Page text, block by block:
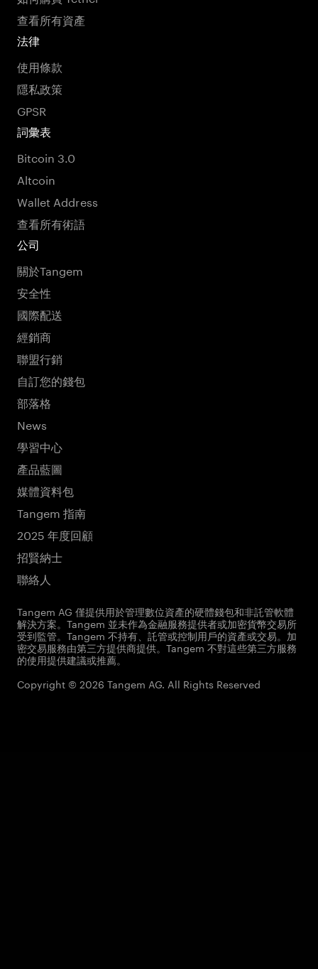
查看所有資產
法律
使用條款
隱私政策
GPSR
詞彙表
Bitcoin 3.0
Altcoin
Wallet Address
查看所有術語
公司
關於Tangem
安全性
國際配送
經銷商
聯盟行銷
自訂您的錢包
部落格
News
學習中心
產品藍圖
媒體資料包
Tangem 指南
2025 年度回顧
招賢納士
聯絡人
Tangem AG 僅提供用於管理數位資產的硬體錢包和非託管軟體
解決方案。Tangem 並未作為金融服務提供者或加密貨幣交易所
受到監管。Tangem 不持有、託管或控制用戶的資產或交易。加
密交易服務由第三方提供商提供。Tangem 不對這些第三方服務
的使用提供建議或推薦。